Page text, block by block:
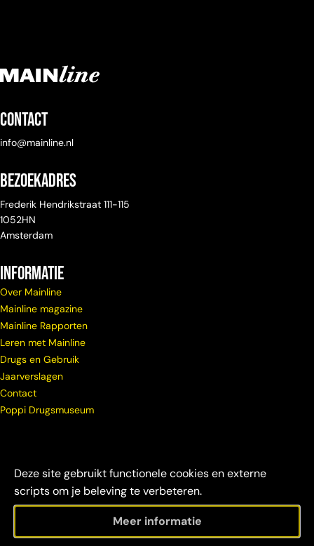
Deze site gebruikt functionele cookies en externe
scripts om je beleving te verbeteren.
Meer informatie
Contact
info@mainline.nl
Bezoekadres
Frederik Hendrikstraat 111-115
1052HN
Amsterdam
Informatie
Over Mainline
Mainline magazine
Mainline Rapporten
Leren met Mainline
Drugs en Gebruik
Jaarverslagen
Contact
Poppi Drugsmuseum